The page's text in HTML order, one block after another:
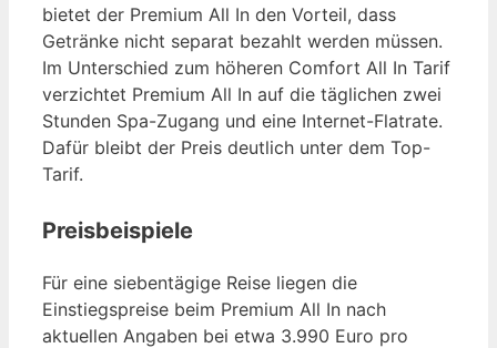
bietet der Premium All In den Vorteil, dass
Getränke nicht separat bezahlt werden müssen.
Im Unterschied zum höheren Comfort All In Tarif
verzichtet Premium All In auf die täglichen zwei
Stunden Spa-Zugang und eine Internet-Flatrate.
Dafür bleibt der Preis deutlich unter dem Top-
Tarif.
Preisbeispiele
Für eine siebentägige Reise liegen die
Einstiegspreise beim Premium All In nach
aktuellen Angaben bei etwa 3.990 Euro pro